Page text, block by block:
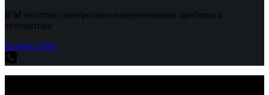
IFM electronic контрольно-измерительные приборы и
автоматика
Explore Shop